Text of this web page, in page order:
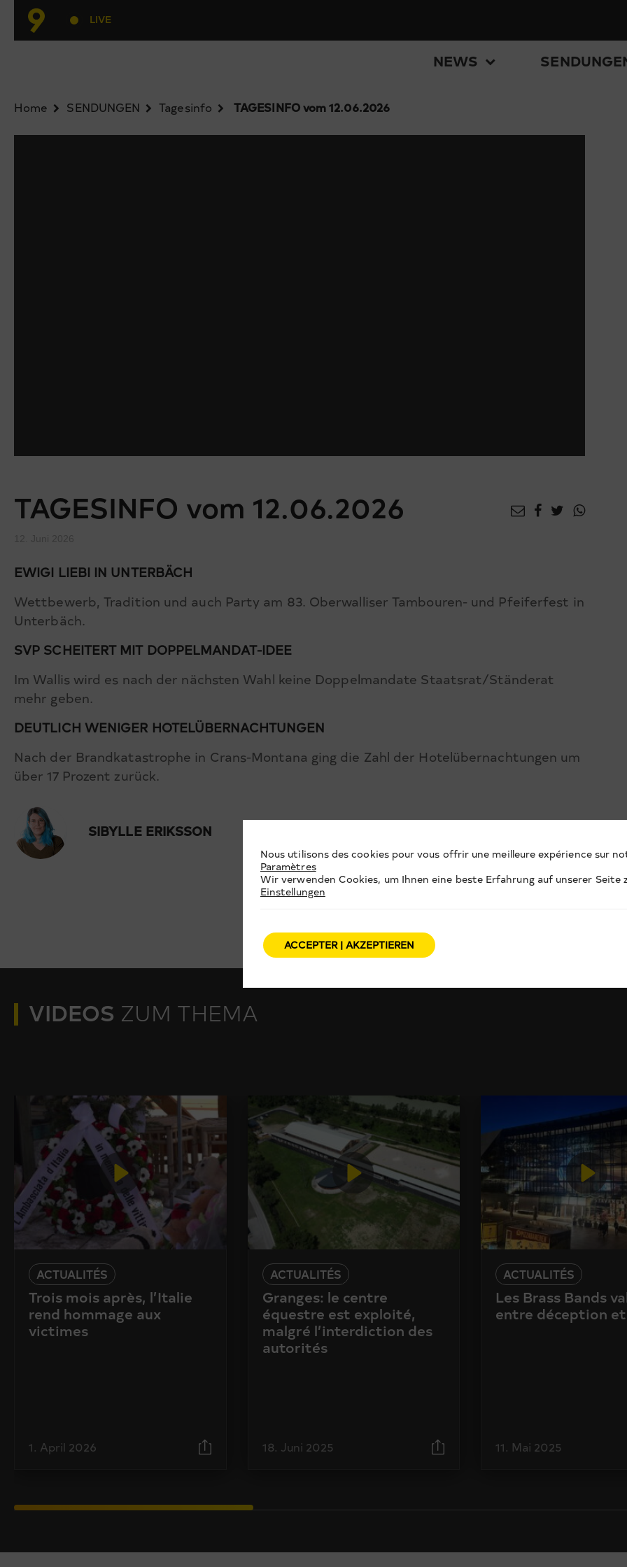
LIVE
NEWS
Home SENDUNGEN Tagesinfo TAGESINFO vom 12.06.2026
TAGESINFO vom 12.06.2026
EWIGI LIEBI IN UNTERBÄCH
Wettbewerb, Tradition und auch Party am 83. Oberwalliser Tambouren- und Pfeiferfest in
Unterbäch.
SVP SCHEITERT MIT DOPPELMANDAT-IDEE
Im Wallis wird es nach der nächsten Wahl keine Doppelmandate Staatsrat/Ständerat
mehr geben.
DEUTLICH WENIGER HOTELÜBERNACHTUNGEN
Nach der Brandkatastrophe in Crans-Montana ging die Zahl der Hotelübernachtungen um
über 17 Prozent zurück.
SIBYLLE ERIKSSON
VIDEOS ZUM THEMA
ACTUALITÉS
Trois mois après, l’Italie
rend hommage aux
victimes
1. April 2026
ACTUALITÉS
Granges: le centre
équestre est exploité,
malgré l’interdiction des
autorités
18. Juni 2025
ACTUALITÉS
Les Brass Bands
entre déception
11. Mai 2025
Nous utilisons des cookies pour vous offrir une meilleure expérience sur
Paramètres
Wir verwenden Cookies, um Ihnen eine beste Erfahrung auf unserer Seite
Einstellungen
ACCEPTER | AKZEPTIEREN